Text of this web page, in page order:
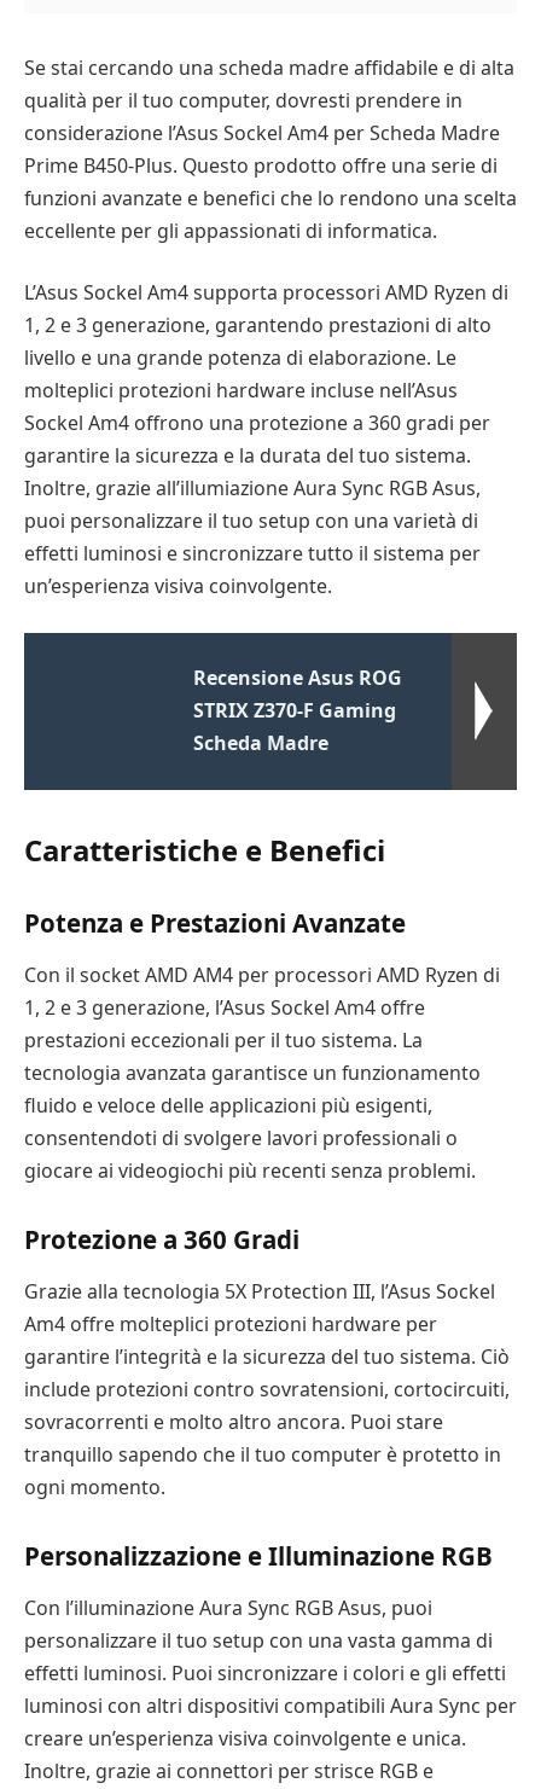
Se stai cercando una scheda madre affidabile e di alta
qualità per il tuo computer, dovresti prendere in
considerazione l’Asus Sockel Am4 per Scheda Madre
Prime B450-Plus. Questo prodotto offre una serie di
funzioni avanzate e benefici che lo rendono una scelta
eccellente per gli appassionati di informatica.
L’Asus Sockel Am4 supporta processori AMD Ryzen di
1, 2 e 3 generazione, garantendo prestazioni di alto
livello e una grande potenza di elaborazione. Le
molteplici protezioni hardware incluse nell’Asus
Sockel Am4 offrono una protezione a 360 gradi per
garantire la sicurezza e la durata del tuo sistema.
Inoltre, grazie all’illumiazione Aura Sync RGB Asus,
puoi personalizzare il tuo setup con una varietà di
effetti luminosi e sincronizzare tutto il sistema per
un’esperienza visiva coinvolgente.
Recensione Asus ROG
STRIX Z370-F Gaming
Scheda Madre
Caratteristiche e Benefici
Potenza e Prestazioni Avanzate
Con il socket AMD AM4 per processori AMD Ryzen di
1, 2 e 3 generazione, l’Asus Sockel Am4 offre
prestazioni eccezionali per il tuo sistema. La
tecnologia avanzata garantisce un funzionamento
fluido e veloce delle applicazioni più esigenti,
consentendoti di svolgere lavori professionali o
giocare ai videogiochi più recenti senza problemi.
Protezione a 360 Gradi
Grazie alla tecnologia 5X Protection III, l’Asus Sockel
Am4 offre molteplici protezioni hardware per
garantire l’integrità e la sicurezza del tuo sistema. Ciò
include protezioni contro sovratensioni, cortocircuiti,
sovracorrenti e molto altro ancora. Puoi stare
tranquillo sapendo che il tuo computer è protetto in
ogni momento.
Personalizzazione e Illuminazione RGB
Con l’illuminazione Aura Sync RGB Asus, puoi
personalizzare il tuo setup con una vasta gamma di
effetti luminosi. Puoi sincronizzare i colori e gli effetti
luminosi con altri dispositivi compatibili Aura Sync per
creare un’esperienza visiva coinvolgente e unica.
Inoltre, grazie ai connettori per strisce RGB e